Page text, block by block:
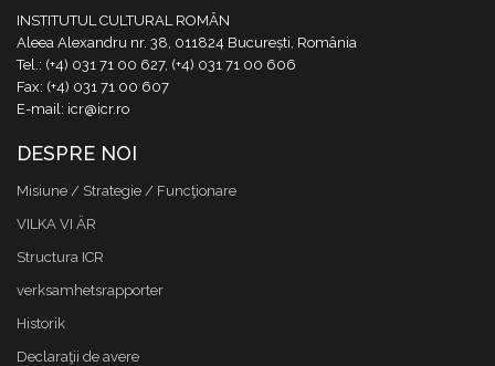
INSTITUTUL CULTURAL ROMÂN
Aleea Alexandru nr. 38, 011824 București, România
Tel.: (+4) 031 71 00 627, (+4) 031 71 00 606
Fax: (+4) 031 71 00 607
E-mail: icr@icr.ro
DESPRE NOI
Misiune / Strategie / Funcţionare
VILKA VI ÄR
Structura ICR
verksamhetsrapporter
Historik
Declaraţii de avere